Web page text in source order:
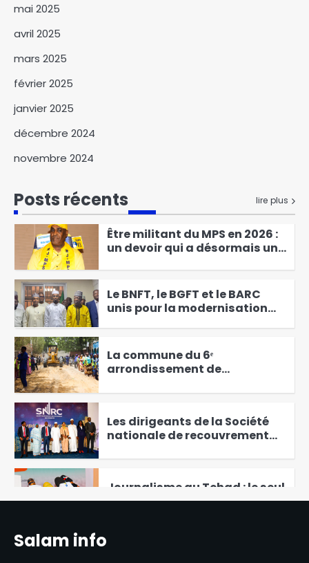
mai 2025
avril 2025
mars 2025
février 2025
janvier 2025
décembre 2024
novembre 2024
Posts récents lire plus
4
6
1
chef de l’État compatit avec
les victimes
2
Être militant du MPS en 2026 :
un devoir qui a désormais un
3
Le BNFT, le BGFT et le BARC
unis pour la modernisation
4
La commune du 6ᵉ
arrondissement de
de reprofilage des routes
5
Les dirigeants de la Société
nationale de recouvrement
Journalisme au Tchad : le seul
bordel qui reste
Salam info